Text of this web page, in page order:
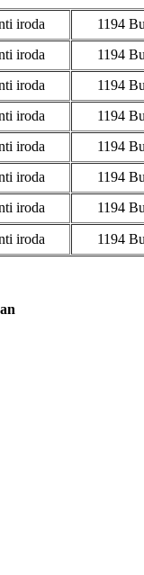
iroda
1194
iroda
1194
iroda
1194
iroda
1194
iroda
1194
iroda
1194
iroda 1194
iroda 1194